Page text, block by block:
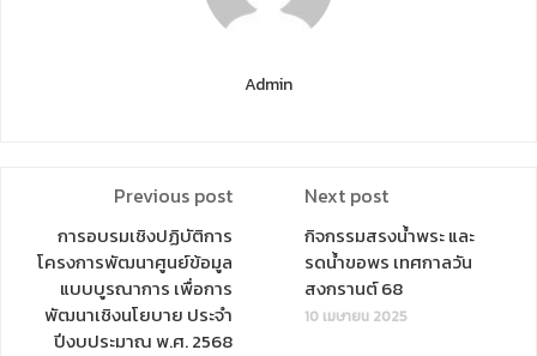
Admin
Previous post
การอบรมเชิงปฏิบัติการ
โครงการพัฒนาศูนย์ข้อมูล
แบบบูรณาการ เพื่อการ
พัฒนาเชิงนโยบาย ประจำ
ปีงบประมาณ พ.ศ. 2568
Next post
กิจกรรมสรงน้ำพระ และ
รดน้ำขอพร เทศกาลวัน
สงกรานต์ 68
10 เมษายน 2025